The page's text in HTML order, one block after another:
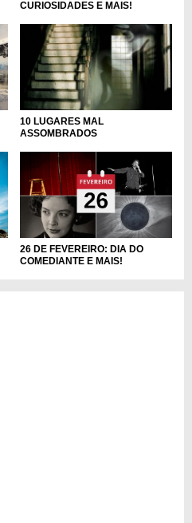
CURIOSIDADES E MAIS!
10 LUGARES MAL
ASSOMBRADOS
26 DE FEVEREIRO: DIA DO
COMEDIANTE E MAIS!